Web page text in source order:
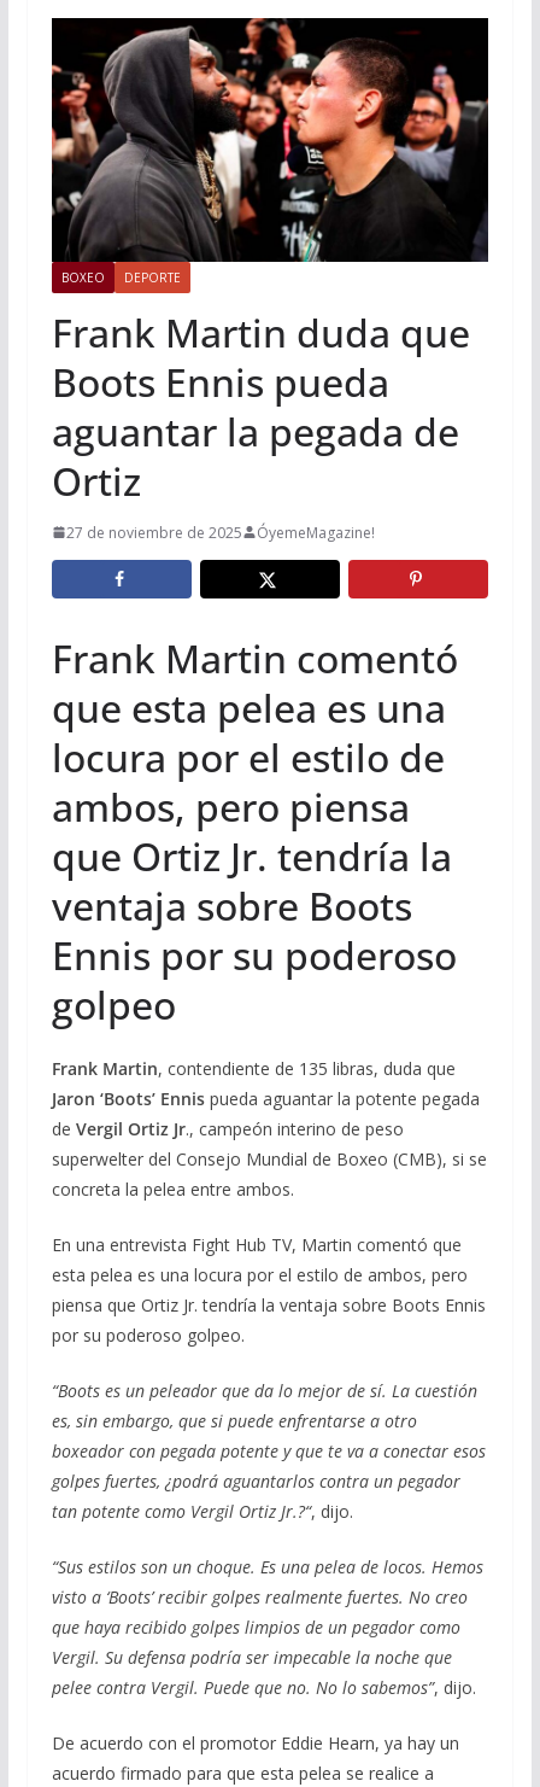
BOXEO DEPORTE
Frank Martin duda que
Boots Ennis pueda
aguantar la pegada de
Ortiz
27 de noviembre de 2025 ÓyemeMagazine!
Frank Martin comentó
que esta pelea es una
locura por el estilo de
ambos, pero piensa
que Ortiz Jr. tendría la
ventaja sobre Boots
Ennis por su poderoso
golpeo
Frank Martin, contendiente de 135 libras, duda que
Jaron ‘Boots’ Ennispueda aguantar la potente pegada
de Vergil Ortiz Jr., campeón interino de peso
superwelter del Consejo Mundial de Boxeo (CMB), si se
concreta la pelea entre ambos.
En una entrevista Fight Hub TV, Martin comentó que
esta pelea es una locura por el estilo de ambos, pero
piensa que Ortiz Jr. tendría la ventaja sobre Boots Ennis
por su poderoso golpeo.
“Boots es un peleador que da lo mejor de sí. La cuestión
es, sin embargo, que si puede enfrentarse a otro
boxeador con pegada potente y que te va a conectar esos
golpes fuertes, ¿podrá aguantarlos contra un pegador
tan potente como Vergil Ortiz Jr.?“, dijo.
“Sus estilos son un choque. Es una pelea de locos. Hemos
visto a ‘Boots’ recibir golpes realmente fuertes. No creo
que haya recibido golpes limpios de un pegador como
Vergil. Su defensa podría ser impecable la noche que
pelee contra Vergil. Puede que no. No lo sabemos”, dijo.
De acuerdo con el promotor Eddie Hearn, ya hay un
acuerdo firmado para que esta pelea se realice a